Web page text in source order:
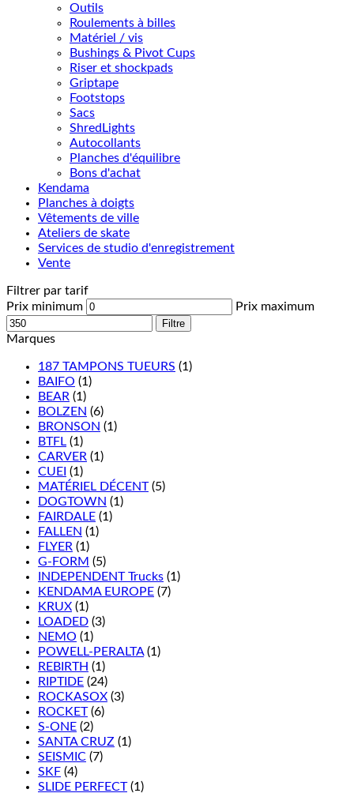
Outils
Roulements à billes
Matériel / vis
Bushings & Pivot Cups
Riser et shockpads
Griptape
Footstops
Sacs
ShredLights
Autocollants
Planches d'équilibre
Bons d'achat
Kendama
Planches à doigts
Vêtements de ville
Ateliers de skate
Services de studio d'enregistrement
Vente
Filtrer par tarif
Prix minimum
Prix maximum
Filtre
Marques
187 TAMPONS TUEURS (1)
BAIFO (1)
BEAR (1)
BOLZEN (6)
BRONSON (1)
BTFL (1)
CARVER (1)
CUEI (1)
MATÉRIEL DÉCENT (5)
DOGTOWN (1)
FAIRDALE (1)
FALLEN (1)
FLYER (1)
G-FORM (5)
INDEPENDENT Trucks (1)
KENDAMA EUROPE (7)
KRUX (1)
LOADED (3)
NEMO (1)
POWELL-PERALTA (1)
REBIRTH (1)
RIPTIDE (24)
ROCKASOX (3)
ROCKET (6)
S-ONE (2)
SANTA CRUZ (1)
SEISMIC (7)
SKF (4)
SLIDE PERFECT (1)